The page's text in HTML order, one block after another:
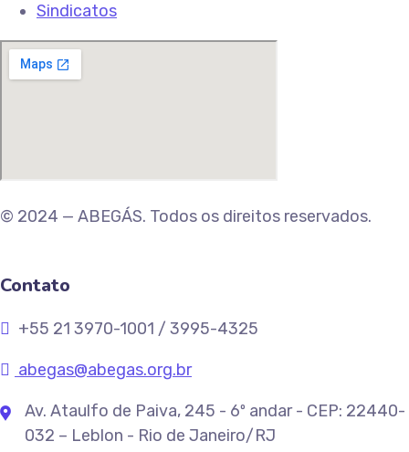
Sindicatos
© 2024 — ABEGÁS. Todos os direitos reservados.
Contato
+55 21 3970-1001 / 3995-4325
abegas@abegas.org.br
Av. Ataulfo de Paiva, 245 - 6º andar - CEP: 22440-
032 – Leblon - Rio de Janeiro/RJ